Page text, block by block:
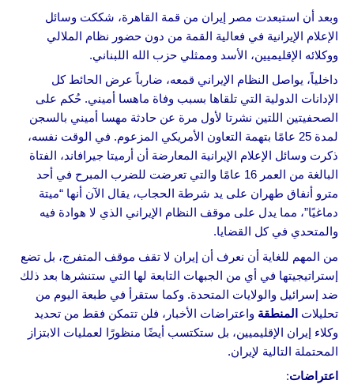
وبعد أن استبعدت مصر إيران من قمة القاهرة، شككت وسائل
الإعلام الإيرانية في فعالية القمة من دون حضور نظام الملالي
ووكلائه الإقليميين، الأسد وممثلي حزب الله اللبناني.
داخلياً، يواصل النظام الإيراني قمعه، ضارباً عرض الحائط كل
الإدانات الدولية التي تلقاها بسبب وفاة ماهسا أميني. حُكم على
الصحفيتين اللتين نشرتا لأول مرة عن حادثة مهسا أميني بالسجن
لمدة 25 عامًا بتهمة التعاون الأمريكي المزعوم. في الوقت نفسه،
ذكرت وسائل الإعلام الإيرانية المعارضة أن أرميتا جيرافاند، الفتاة
البالغة من العمر 16 عامًا والتي تعرضت للضرب المبرح في أحد
مترو أنفاق طهران على يد شرطة الحجاب، يقال الآن أنها “ميتة
دماغيًا”، مما يدل على موقف النظام الإيراني الذي لا هوادة فيه
والمتحدي في كل القضايا.
من المهم للغاية أن نعرف أن إيران لا تقف موقف المتفرج، بل تضع
إستراتيجيتها في أي من الجبهات التابعة لها التي ستنشرها بعد ذلك
ضد إسرائيل والولايات المتحدة. وكما ستقرأ في طبعة اليوم من
تحليلات المنطقة واعتراضات الأخبار، فلن تتمكن فقط من تحديد
وكلاء إيران الإقليميين، بل ستكتسب أيضًا منظورًا لعمليات الابتزاز
المحتملة التالية لإيران.
اعتراضات: